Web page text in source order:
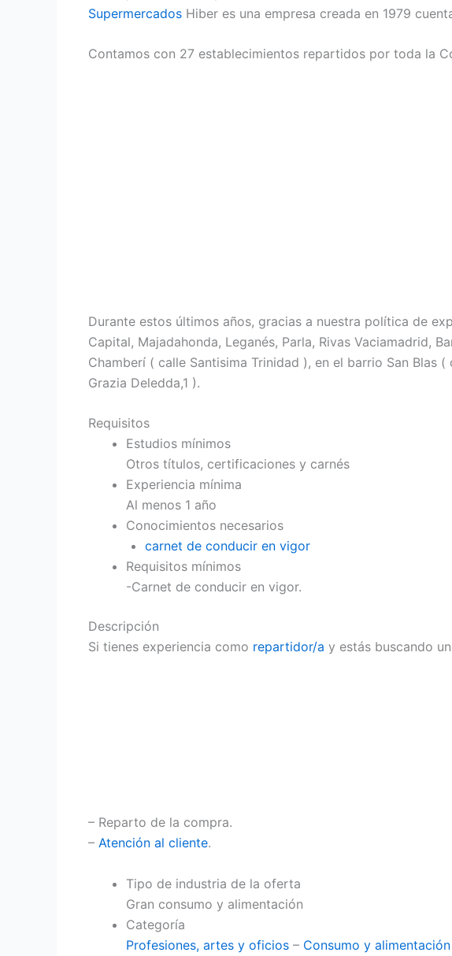
Supermercados Hiber es una empresa creada en 1979
Contamos con 27 establecimientos repartidos por toda la
Durante estos últimos años, gracias a nuestra política de
Capital, Majadahonda, Leganés, Parla, Rivas Vaciamadrid,
Chamberí ( calle Santisima Trinidad ), en el barrio San Blas
Grazia Deledda,1 ).
Requisitos
Estudios mínimos
Otros títulos, certificaciones y carnés
Experiencia mínima
Al menos 1 año
Conocimientos necesarios
carnet de conducir en vigor
Requisitos mínimos
-Carnet de conducir en vigor.
Descripción
Si tienes experiencia como repartidor/a y estás buscando
– Reparto de la compra.
– Atención al cliente.
Tipo de industria de la oferta
Gran consumo y alimentación
Categoría
Profesiones, artes y oficios – Consumo y alimentación